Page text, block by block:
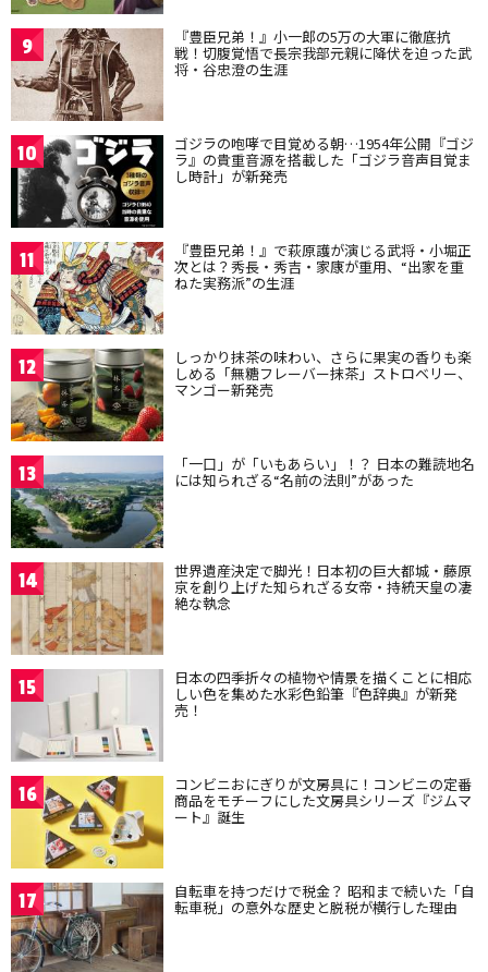
9 『豊臣兄弟！』小一郎の5万の大軍に徹底抗
戦！切腹覚悟で長宗我部元親に降伏を迫った武
将・谷忠澄の生涯
10 ゴジラの咆哮で目覚める朝…1954年公開『ゴジ
ラ』の貴重音源を搭載した「ゴジラ音声目覚ま
し時計」が新発売
11 『豊臣兄弟！』で萩原護が演じる武将・小堀正
次とは？秀長・秀吉・家康が重用、“出家を重
ねた実務派”の生涯
12 しっかり抹茶の味わい、さらに果実の香りも楽
しめる「無糖フレーバー抹茶」ストロベリー、
マンゴー新発売
13 「一口」が「いもあらい」！？ 日本の難読地名
には知られざる“名前の法則”があった
14 世界遺産決定で脚光！日本初の巨大都城・藤原
京を創り上げた知られざる女帝・持統天皇の凄
絶な執念
15 日本の四季折々の植物や情景を描くことに相応
しい色を集めた水彩色鉛筆『色辞典』が新発
売！
16 コンビニおにぎりが文房具に！コンビニの定番
商品をモチーフにした文房具シリーズ『ジムマ
ート』誕生
17 自転車を持つだけで税金？ 昭和まで続いた「自
転車税」の意外な歴史と脱税が横行した理由